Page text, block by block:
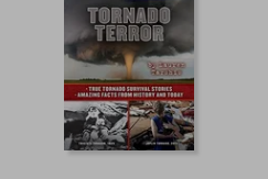
45%
dcto. $ 27.18